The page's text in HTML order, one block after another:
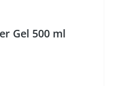
Gel 500 ml